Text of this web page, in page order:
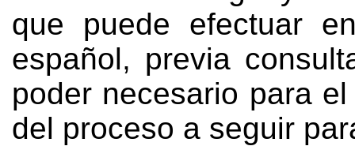
que puede efectuar
español, previa
poder necesario para
del proceso a seguir